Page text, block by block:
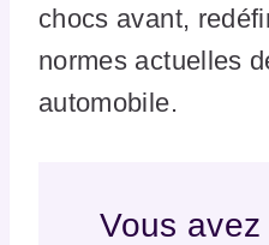
chocs avant,
normes actuelles
automobile.
Vous